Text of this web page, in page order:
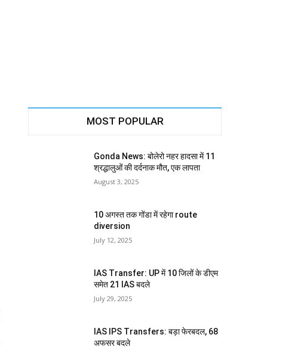
MOST POPULAR
Gonda News: बोलेरो नहर हादसा में 11
श्रद्धालुओं की दर्दनाक मौत, एक लापता
August 3, 2025
10 अगस्त तक गोंडा में रहेगा route
diversion
July 12, 2025
IAS Transfer: UP में 10 जिलों के डीएम
समेत 21 IAS बदले
July 29, 2025
IAS IPS Transfers: बड़ा फेरबदल, 68
अफसर बदले